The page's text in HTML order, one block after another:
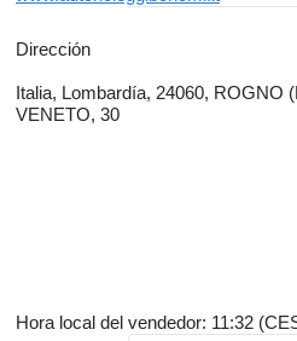
Dirección
Italia, Lombardía, 24060, ROGNO
VENETO, 30
Hora local del vendedor: 11:32